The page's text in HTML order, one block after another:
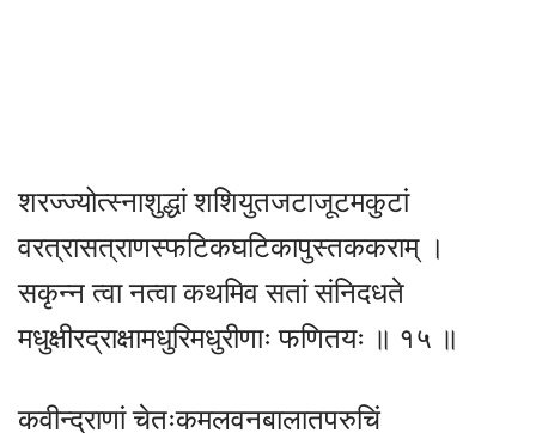
शरज्ज्योत्स्नाशुद्धां शशियुतजटाजूटमकुटां
वरत्रासत्राणस्फटिकघटिकापुस्तककराम् ।
सकृन्न त्वा नत्वा कथमिव सतां संनिदधते
मधुक्षीरद्राक्षामधुरिमधुरीणाः फणितयः ॥ १५ ॥
कवीन्द्राणां चेतःकमलवनबालातपरुचिं